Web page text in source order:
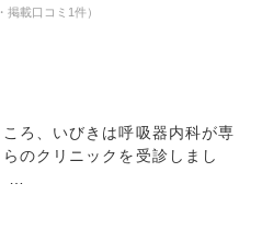
載口コミ1件）
ろ、いびきは呼吸器内科が専
のクリニックを受診しまし
…